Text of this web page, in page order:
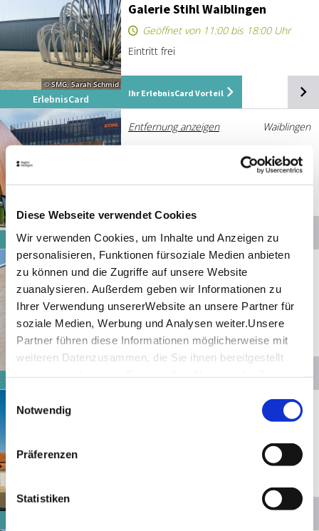
Diese Webseite verwendet Cookies
Wir verwenden Cookies, um Inhalte und Anzeigen zu
personalisieren, Funktionen fürsoziale Medien anbieten
zu können und die Zugriffe auf unsere Website
zuanalysieren. Außerdem geben wir Informationen zu
Ihrer Verwendung unsererWebsite an unsere Partner für
soziale Medien, Werbung und Analysen weiter.Unsere
Partner führen diese Informationen möglicherweise mit
weiteren Datenzusammen, die Sie ihnen bereitgestellt
Impressum
Notwendig
Präferenzen
Statistiken
© SMG, Sarah Schmid
ErlebnisCard
Ga­le­rie Stihl Waib­lin­gen
Geöffnet von 11:00 bis 18:00 Uhr
Eintritt frei
Ihr ErlebnisCard Vorteil
ErlebnisCard
Entfernung anzeigen Waiblingen
Ihr ErlebnisCard Vorteil
ErlebnisCard
Entfernung anzeigen Marbach am Neckar
To­bi­as-May­er Mu­se­um Mar­bach
am Ne­ckar
Heute geschlossen
Eintritt frei
© Stuttgart-Marketing GmbH,
Marbach am Neckar
Geöffnet von 10:00 bis 17:00 Uhr